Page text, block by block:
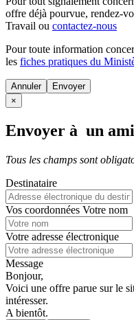
offre déjà pourvue, rendez-
Travail ou contactez-nous
Pour toute information
les fiches pratiques du
Annuler
×
Envoyer à un ami
Tous les champs sont
Destinataire
Vos coordonnées Votre nom
Votre adresse électronique
Message
Bonjour,
Voici une offre parue sur le
intéresser.
A bientôt.